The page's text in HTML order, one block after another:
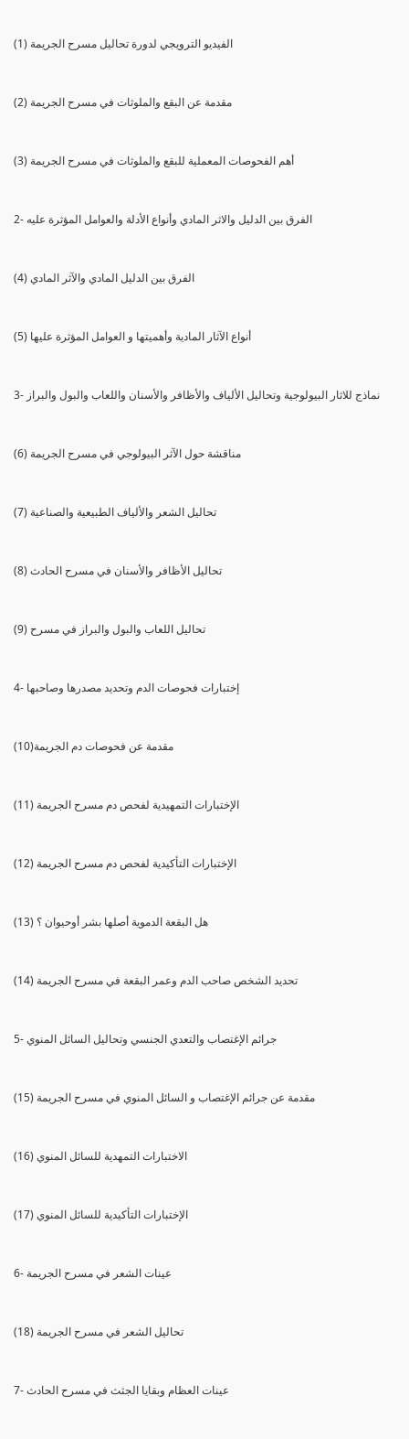
(1) الفيديو الترويجي لدورة تحاليل مسرح الجريمة
(2) مقدمة عن البقع والملوثات في مسرح الجريمة
(3) أهم الفحوصات المعملية للبقع والملوثات في مسرح الجريمة
2- الفرق بين الدليل والاثر المادي وأنواع الأدلة والعوامل المؤثرة عليه
(4) الفرق بين الدليل المادي والآثر المادي
(5) أنواع الآثار المادية وأهميتها و العوامل المؤثرة عليها
3- نماذج للاثار البيولوجية وتحاليل الألياف والأظافر والأسنان واللعاب والبول والبراز
(6) مناقشة حول الآثر البيولوجي في مسرح الجريمة
(7) تحاليل الشعر والألياف الطبيعية والصناعية
(8) تحاليل الأظافر والأسنان في مسرح الحادث
(9) تحاليل اللعاب والبول والبراز في مسرح
4- إختبارات فحوصات الدم وتحديد مصدرها وصاحبها
(10)مقدمة عن فحوصات دم الجريمة
(11) الإختبارات التمهيدية لفحص دم مسرح الجريمة
(12) الإختبارات التأكيدية لفحص دم مسرح الجريمة
(13) هل البقعة الدموية أصلها بشر أوحيوان ؟
(14) تحديد الشخص صاحب الدم وعمر البقعة في مسرح الجريمة
5- جرائم الإغتصاب والتعدي الجنسي وتحاليل السائل المنوي
(15) مقدمة عن جرائم الإغتصاب و السائل المنوي في مسرح الجريمة
(16) الاختبارات التمهدية للسائل المنوي
(17) الإختبارات التأكيدية للسائل المنوي
6- عينات الشعر في مسرح الجريمة
(18) تحاليل الشعر في مسرح الجريمة
7- عينات العظام وبقايا الجثث في مسرح الحادث